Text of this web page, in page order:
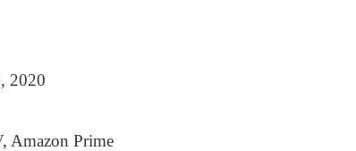
2020
Amazon Prime